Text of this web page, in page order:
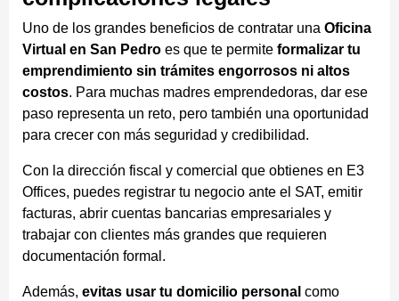
Uno de los grandes beneficios de contratar una Oficina
Virtual en San Pedro es que te permite formalizar tu
emprendimiento sin trámites engorrosos ni altos
costos. Para muchas madres emprendedoras, dar ese
paso representa un reto, pero también una oportunidad
para crecer con más seguridad y credibilidad.
Con la dirección fiscal y comercial que obtienes en E3
Offices, puedes registrar tu negocio ante el SAT, emitir
facturas, abrir cuentas bancarias empresariales y
trabajar con clientes más grandes que requieren
documentación formal.
Además, evitas usar tu domicilio personal como